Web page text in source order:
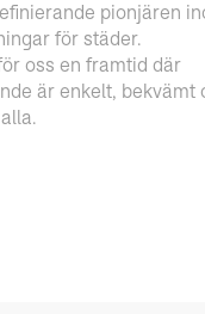
pionjären
för städer.
oss en framtid där
är enkelt, bekvämt